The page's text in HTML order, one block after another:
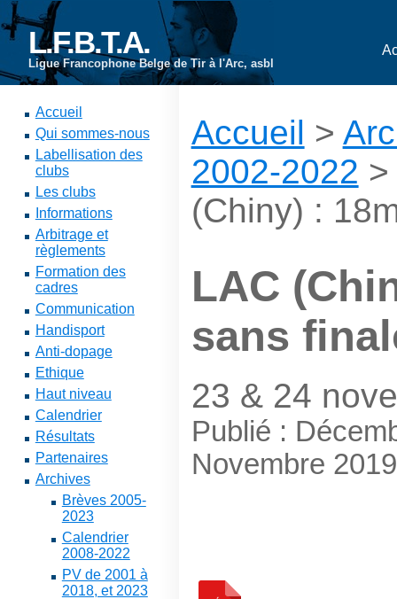
L.F.B.T.A.
Ligue Francophone Belge de Tir à l'Arc, asbl
Accueil
Qui sommes-nous
Labellisation des
clubs
Les clubs
Informations
Arbitrage et
règlements
Formation des
cadres
Communication
Handisport
Anti-dopage
Ethique
Haut niveau
Calendrier
Résultats
Partenaires
Archives
Brèves 2005-
2023
Calendrier
2008-2022
PV de 2001 à
2018, et 2023
Accueil >
2002-2022
(Chiny) :
LAC
sans
23 & 24
Publié :
Novembre 2019